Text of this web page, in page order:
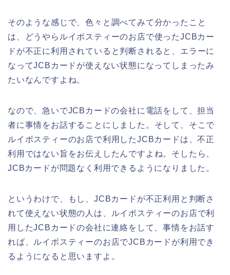
そのような感じで、色々と調べてみて分かったこと
は、どうやらルイボスティーのお店で使ったJCBカー
ドが不正に利用されていると判断されると、エラーに
なってJCBカードが使えない状態になってしまったみ
たいなんですよね。
なので、急いでJCBカードの会社に電話をして、担当
者に事情をお話することにしました。そして、そこで
ルイボスティーのお店で利用したJCBカードは、不正
利用ではない旨をお伝えしたんですよね。そしたら、
JCBカードが問題なく利用できるようになりました。
というわけで、もし、JCBカードが不正利用と判断さ
れて使えない状態の人は、ルイボスティーのお店で利
用したJCBカードの会社に連絡をして、事情をお話す
れば、ルイボスティーのお店でJCBカードが利用でき
るようになると思いますよ。